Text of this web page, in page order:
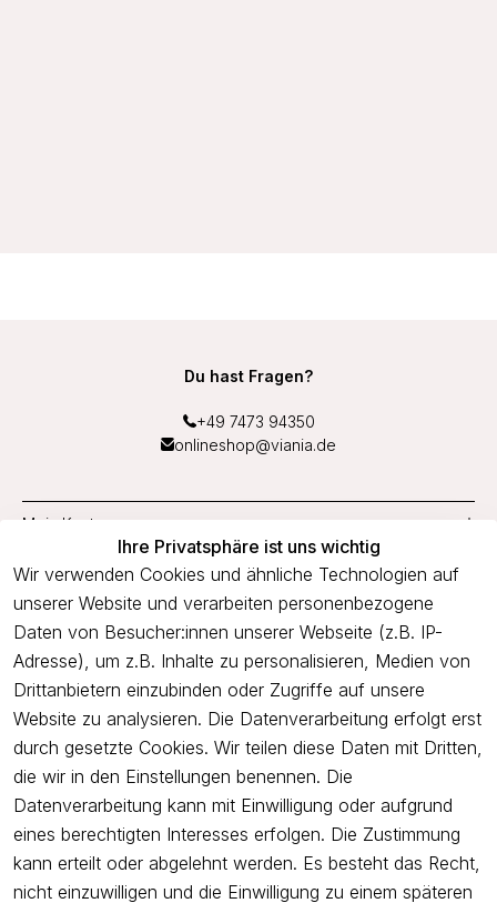
Ihre Privatsphäre ist uns wichtig
Wir verwenden Cookies und ähnliche Technologien auf
unserer Website und verarbeiten personenbezogene
Daten von Besucher:innen unserer Webseite (z.B. IP-
Adresse), um z.B. Inhalte zu personalisieren, Medien von
Drittanbietern einzubinden oder Zugriffe auf unsere
Website zu analysieren. Die Datenverarbeitung erfolgt erst
durch gesetzte Cookies. Wir teilen diese Daten mit Dritten,
die wir in den Einstellungen benennen. Die
Datenverarbeitung kann mit Einwilligung oder aufgrund
eines berechtigten Interesses erfolgen. Die Zustimmung
kann erteilt oder abgelehnt werden. Es besteht das Recht,
nicht einzuwilligen und die Einwilligung zu einem späteren
Du hast Fragen?
+49 7473 94350
onlineshop@viania.de
Mein Konto
Service
Unternehmen
Newsletter
Freue dich über 5€ Rabatt bei deiner nächsten Bestellung und
profitiere von Angeboten.
Newsletter abonnieren